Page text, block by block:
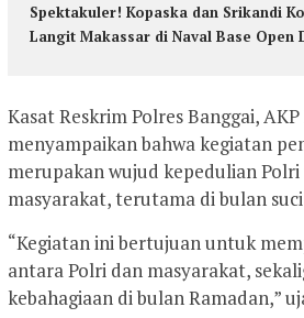
Spektakuler! Kopaska dan Srikandi
Langit Makassar di Naval Base Open
Kasat Reskrim Polres Banggai,
menyampaikan bahwa kegiatan
merupakan wujud kepedulian
masyarakat, terutama di bulan
“Kegiatan ini bertujuan untuk
antara Polri dan masyarakat,
kebahagiaan di bulan Ramadan,”